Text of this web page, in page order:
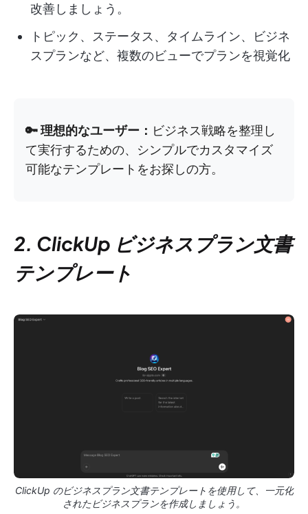
改善しましょう。
トピック、ステータス、タイムライン、ビジネ
スプランなど、複数のビューでプランを視覚化
🔑 理想的なユーザー： ビジネス戦略を整理し
て実行するための、シンプルでカスタマイズ
可能なテンプレートをお探しの方。
2. ClickUp ビジネスプラン文書
テンプレート
ClickUp のビジネスプラン文書テンプレートを使用して、一元化
されたビジネスプランを作成しましょう。